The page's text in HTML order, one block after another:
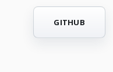
GITHUB